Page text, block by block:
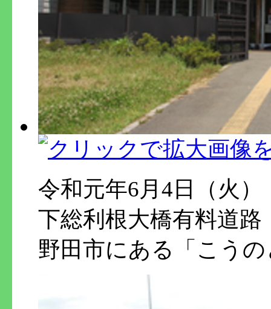
令和元年6月4日（火）
下総利根大橋有料道路
野田市にある「こう